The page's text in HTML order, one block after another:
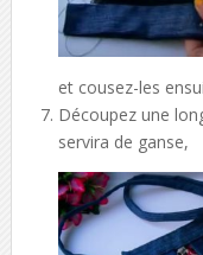
et cousez-les
Découpez une
servira de ganse,